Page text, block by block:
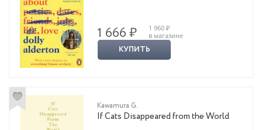
1 666 ₽
1 960 ₽
в магазине
КУПИТЬ
Kawamura G.
If Cats Disappeared from the World